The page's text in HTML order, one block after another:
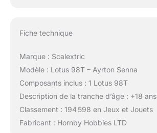
Fiche technique
Marque : Scalextric
Modèle : Lotus 98T – Ayrton Senna
Composants inclus : 1 Lotus 98T
Description de la tranche d’âge : +18 ans
Classement : 194 598 en Jeux et Jouets
Fabricant : Hornby Hobbies LTD